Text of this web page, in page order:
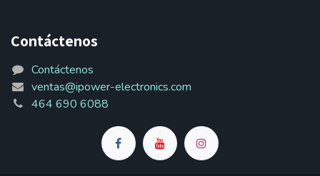
Contáctenos
Contáctenos
ventas@ipower-electronics.com
464 690 6088